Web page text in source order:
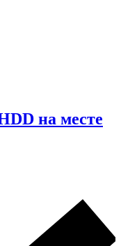
на месте